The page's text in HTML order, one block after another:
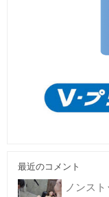
最近のコメント
ノンス